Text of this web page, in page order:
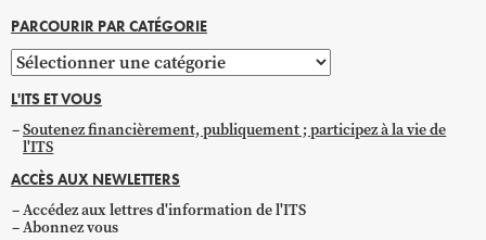
PARCOURIR PAR CATÉGORIE
Parcourir
par
catégorie
L'ITS ET VOUS
Soutenez financièrement, publiquement ; participez à la vie de
l'ITS
ACCÈS AUX NEWLETTERS
Accédez aux lettres d'information de l'ITS
Abonnez vous